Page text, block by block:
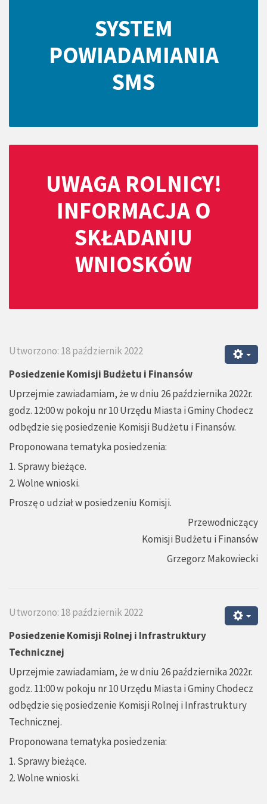
SYSTEM
POWIADAMIANIA
SMS
UWAGA ROLNICY!
INFORMACJA O
SKŁADANIU
WNIOSKÓW
Utworzono: 18 październik 2022
Posiedzenie Komisji Budżetu i Finansów
Uprzejmie zawiadamiam, że w dniu 26 października 2022r.
godz. 12:00 w pokoju nr 10 Urzędu Miasta i Gminy Chodecz
odbędzie się posiedzenie Komisji Budżetu i Finansów.
Proponowana tematyka posiedzenia:
1. Sprawy bieżące.
2. Wolne wnioski.
Proszę o udział w posiedzeniu Komisji.
Przewodniczący
Komisji Budżetu i Finansów
Grzegorz Makowiecki
Utworzono: 18 październik 2022
Posiedzenie Komisji Rolnej i Infrastruktury
Technicznej
Uprzejmie zawiadamiam, że w dniu 26 października 2022r.
godz. 11:00 w pokoju nr 10 Urzędu Miasta i Gminy Chodecz
odbędzie się posiedzenie Komisji Rolnej i Infrastruktury
Technicznej.
Proponowana tematyka posiedzenia:
1. Sprawy bieżące.
2. Wolne wnioski.